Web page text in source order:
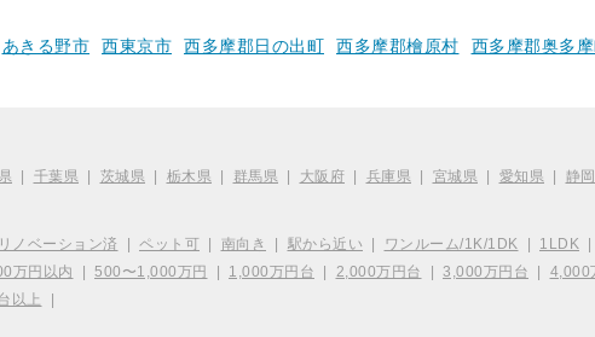
あきる野市 西東京市 西多摩郡日の出町 西多摩郡檜原村 西多摩郡奥多
千葉県 茨城県 栃木県 群馬県 大阪府 兵庫県 宮城県 愛知県 静
リノベーション済 ペット可 南向き 駅から近い ワンルーム/1K/1DK 1LDK
万円以内 500〜1,000万円 1,000万円台 2,000万円台 3,000万円台 4,000
以上